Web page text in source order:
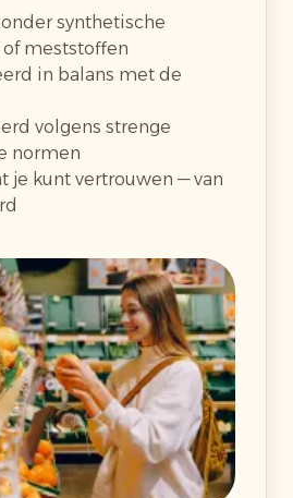
synthetische
meststoffen
in balans met de
volgens strenge
normen
je kunt vertrouwen — van